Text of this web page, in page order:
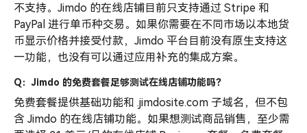
不支持。Jimdo 的在线店铺目前只支持通过 Stripe 和
PayPal 进行单币种交易。如果你需要在不同市场以本地货
币显示价格并接受付款，Jimdo 平台目前没有原生支持这
一功能，也没有可以通过应用补充的集成方案。
Q：Jimdo 的免费套餐足够测试在线店铺功能吗？
免费套餐提供基础功能和 .jimdosite.com 子域名，但不包
含 Jimdo 的在线店铺功能。如果想测试商品销售，至少需